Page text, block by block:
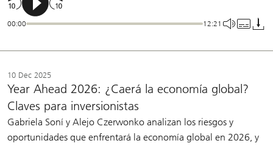
00:00 12:21
10 Dec 2025
Year Ahead 2026: ¿Caerá la economía global?
Claves para inversionistas
Gabriela Soní y Alejo Czerwonko analizan los riesgos y
oportunidades que enfrentará la economía global en 2026, y